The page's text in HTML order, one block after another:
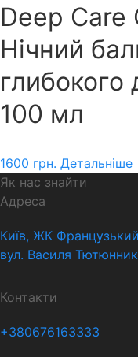
Deep Care
Нічний
глибокого
100 мл
1600 грн. Детальніше
Як нас знайти
Адреса
Київ, ЖК
вул. Василя
Контакти
+380676163333